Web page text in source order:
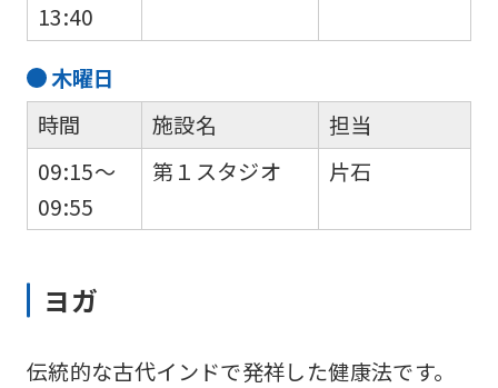
13:40
木曜日
時間
09:15～
09:55
施設名
第１スタジオ
担当
片石
ヨガ
伝統的な古代インドで発祥した健康法です。